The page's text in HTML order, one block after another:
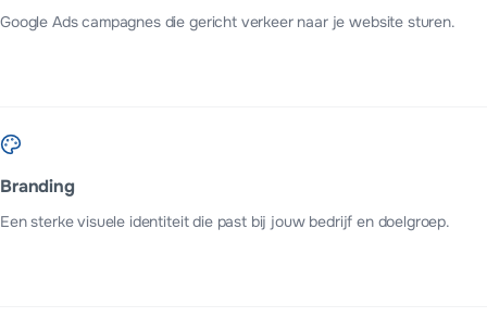
Google Ads campagnes die gericht verkeer naar je website sturen.
Branding
Een sterke visuele identiteit die past bij jouw bedrijf en doelgroep.